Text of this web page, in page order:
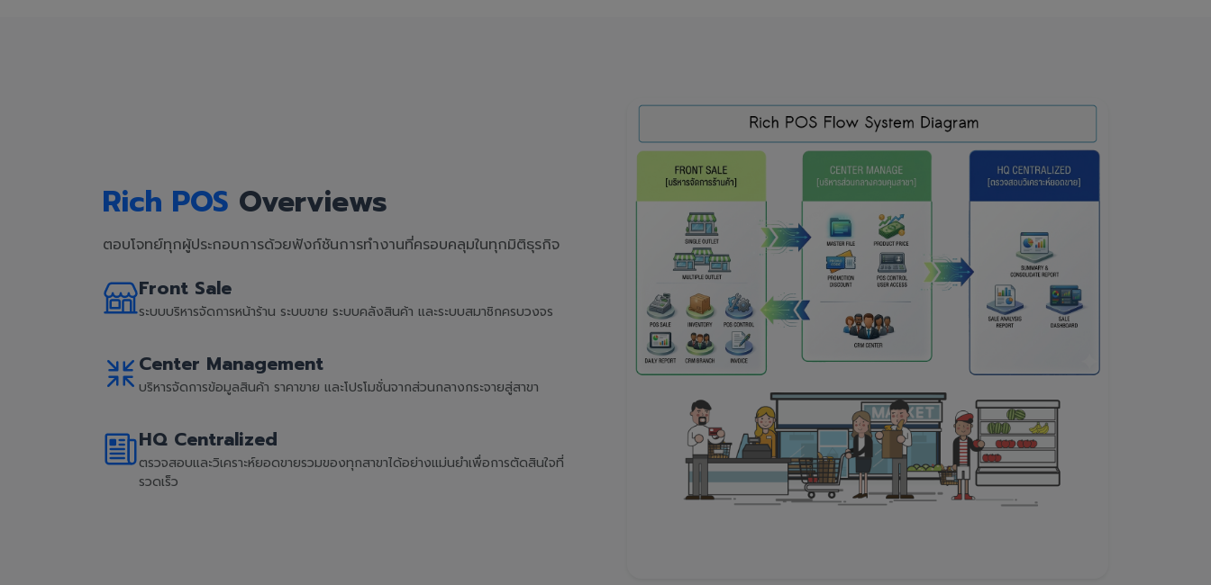
Rich POS Overviews
ตอบโจทย์ทุกผู้ประกอบการด้วยฟังก์ชันการทำงานที่ครอบคลุมในทุกมิติธุรกิจ
Front Sale
ระบบบริหารจัดการหน้าร้าน ระบบขาย ระบบคลังสินค้า และระบบสมาชิกครบวงจร
Center Management
บริหารจัดการข้อมูลสินค้า ราคาขาย และโปรโมชั่นจากส่วนกลางกระจายสู่สาขา
HQ Centralized
ตรวจสอบและวิเคราะห์ยอดขายรวมของทุกสาขาได้อย่างแม่นยำเพื่อการตัดสินใจที่
รวดเร็ว